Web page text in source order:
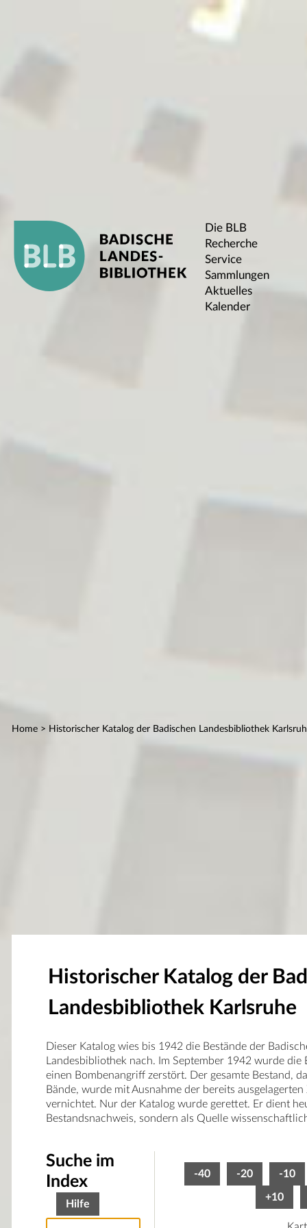
Die BLB
Recherche
Service
Sammlungen
Aktuelles
Kalender
Home > Historischer Katalog der Badischen Landesbibliothek
Historischer Katalog der
Landesbibliothek Karlsruhe
Dieser Katalog wies bis 1942 die Bestände der
Landesbibliothek nach. Im September 1942 wurde
einen Bombenangriff zerstört. Der gesamte Bestand,
Bände, wurde mit Ausnahme der bereits
vernichtet. Nur der Katalog wurde gerettet. Er dient
Bestandsnachweis, sondern als Quelle
-40 -20 -10
+10
Suche im
Index
Hilfe